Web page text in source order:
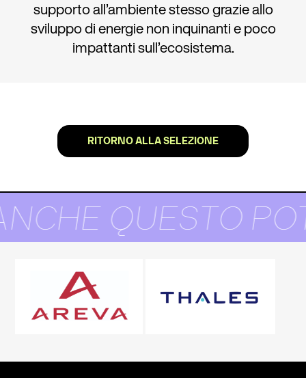
supporto all’ambiente stesso grazie allo
sviluppo di energie non inquinanti e poco
impattanti sull’ecosistema.
RITORNO ALLA SELEZIONE
QUESTO